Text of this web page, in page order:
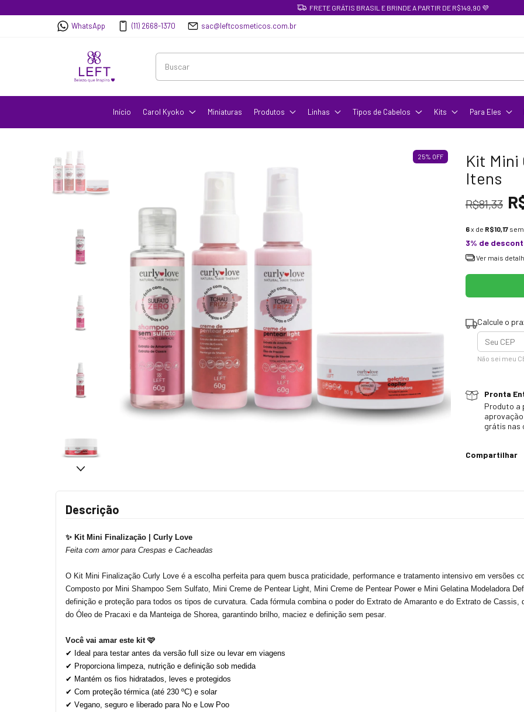
FRETE GRÁTIS BRASIL E BRINDE A PARTIR DE R$149,90 💜
WhatsApp (11) 2668-1370 sac@leftcosmeticos.com.br
Início Carol Kyoko Miniaturas Produtos Linhas Tipos de Cabelos Kits Para Eles
25% OFF
Kit Mini
Itens
R$81,33
6x de R$10,17
3% de
Ver mais
Calcule o
Não sei meu
Pronta
Produto a
grátis nas
Compartilhar
Descrição
✨ Kit Mini Finalização | Curly Love
Feita com amor para Crespas e Cacheadas
O Kit Mini Finalização Curly Love é a escolha perfeita para quem busca praticidade, performance e tratamento intensivo em versões
Composto por Mini Shampoo Sem Sulfato Mini Creme de Pentear Light Mini Creme de Pentear Powere Mini Gelatina Modeladora
definição e proteção para todos os tipos de curvatura. Cada fórmula combina o poder do Extrato de Amaranto e do Extrato de Cassis
do Óleo de Pracaxi e da Manteiga de Shorea , garantindo brilho, maciez e definição sem pesar.
Você vai amar este kit 🩷
✔ Ideal para testar antes da versão full size ou levar em viagens
✔ Proporciona limpeza, nutrição e definição sob medida
✔ Mantém os fios hidratados, leves e protegidos
✔ Com proteção térmica (até 230 ºC) e solar
✔ Vegano, seguro e liberado para No e Low Poo